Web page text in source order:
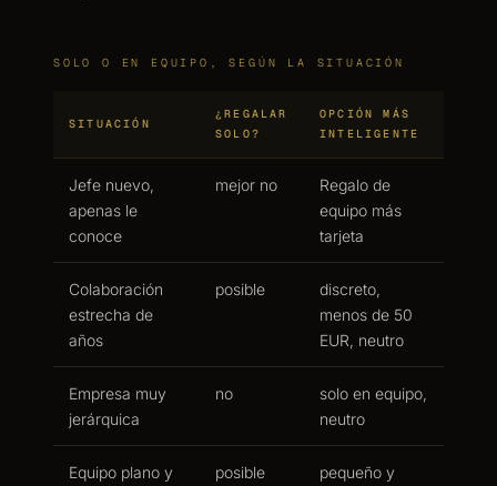
SOLO O EN EQUIPO, SEGÚN LA SITUACIÓN
SITUACIÓN
¿REGALAR
SOLO?
OPCIÓN MÁS
INTELIGENTE
Jefe nuevo,
apenas le
conoce
mejor no
Regalo de
equipo más
tarjeta
Colaboración
estrecha de
años
posible
discreto,
menos de 50
EUR, neutro
Empresa muy
jerárquica
no
solo en equipo,
neutro
Equipo plano y posible pequeño y